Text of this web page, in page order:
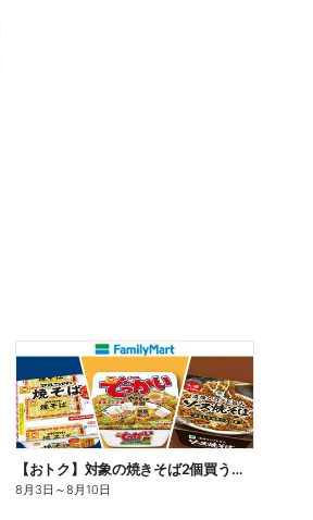
【おトク】対象の焼きそば2個買うと100円引き!
8月3日 ～8月10日